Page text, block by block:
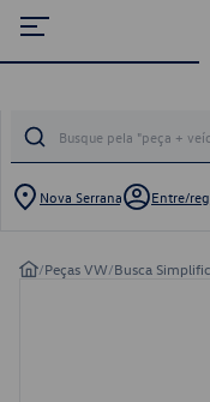
Nova Serrana Entre/
/Peças VW/Busca